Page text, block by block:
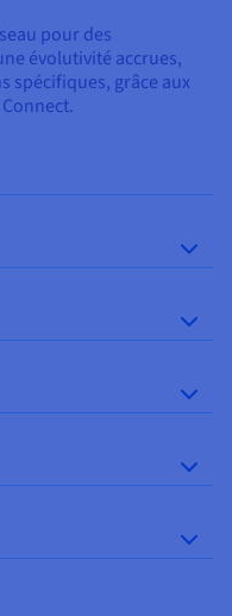
pour des
évolutivité accrues,
spécifiques, grâce aux